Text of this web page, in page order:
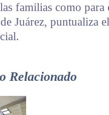
familias como para
Juárez, puntualiza el
Relacionado